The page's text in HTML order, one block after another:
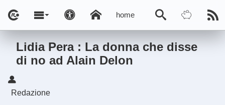
home
Lidia Pera : La donna che disse
di no ad Alain Delon
Redazione